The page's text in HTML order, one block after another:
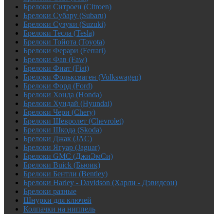
Брелоки Ситроен (Citroen)
Брелоки Субару (Subaru)
Брелоки Сузуки (Suzuki)
Брелоки Тесла (Tesla)
Брелоки Тойота (Toyota)
Брелоки Ферари (Ferrari)
Брелоки Фав (Faw)
Брелоки Фиат (Fiat)
Брелоки Фольксваген (Volkswagen)
Брелоки Форд (Ford)
Брелоки Хонда (Honda)
Брелоки Хундай (Hyundai)
Брелоки Чери (Chery)
Брелоки Шевролет (Chevrolet)
Брелоки Шкода (Skoda)
Брелоки Джак (JAC)
Брелоки Ягуар (Jaguar)
Брелоки GMC (ДжиЭмСи)
Брелоки Buick (Бьюик)
Брелоки Бентли (Bentley)
Брелоки Harley - Davidson (Харли - Дэвидсон)
Брелоки разные
Шнурки для ключей
Колпачки на ниппель